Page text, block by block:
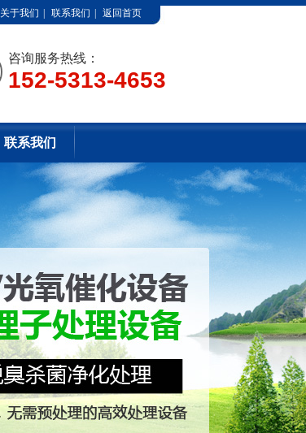
关于我们 联系我们 返回首页
咨询服务热线：
152-5313-4653
联系我们